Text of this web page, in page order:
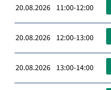
20.08.2026 11:00-12:00
20.08.2026 12:00-13:00
20.08.2026 13:00-14:00